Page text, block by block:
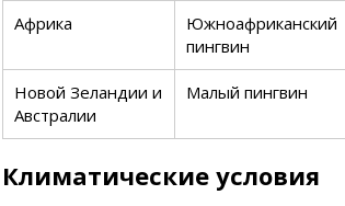
Африка
Южноафриканский
пингвин
Новой Зеландии и
Австралии
Малый пингвин
Климатические условия